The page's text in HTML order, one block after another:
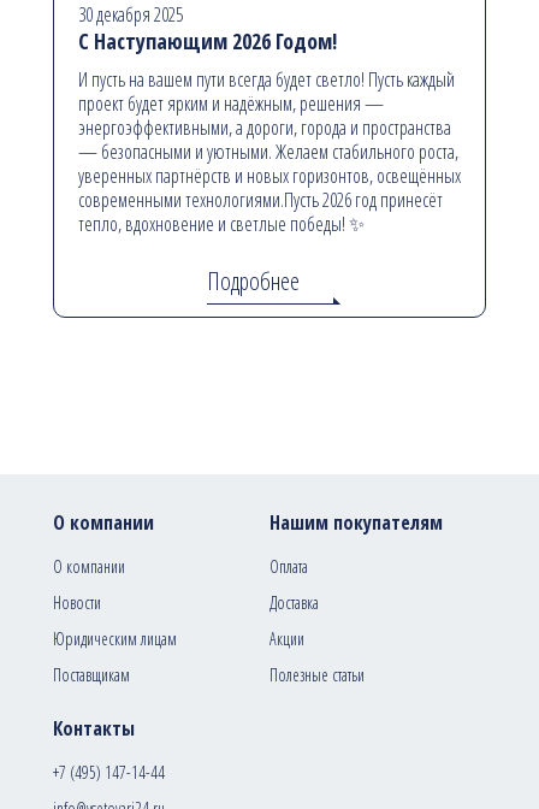
30 декабря 2025
С Наступающим 2026 Годом!
И пусть на вашем пути всегда будет светло! Пусть каждый
проект будет ярким и надёжным, решения —
энергоэффективными, а дороги, города и пространства
— безопасными и уютными. Желаем стабильного роста,
уверенных партнёрств и новых горизонтов, освещённых
современными технологиями.Пусть 2026 год принесёт
тепло, вдохновение и светлые победы! ✨
Подробнее
Контакты
+7 (495) 147-14-44
О компании
О компании
Новости
Юридическим лицам
Поставщикам
Нашим покупателям
Оплата
Доставка
Акции
Полезные статьи